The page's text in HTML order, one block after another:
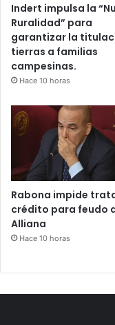
Indert impulsa la
Ruralidad” para
garantizar la
tierras a familias
campesinas.
Hace 10 horas
Rabona impide
crédito para feudo
Alliana
Hace 10 horas